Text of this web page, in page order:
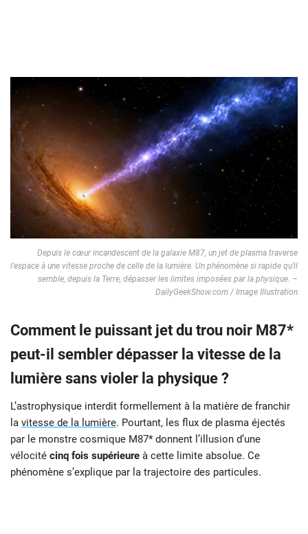
Depuis le cœur incandescent de la galaxie M87, un jet de plasma traverse
l’espace à une vitesse proche de celle de la lumière. Un phénomène si rapide qu’il
semble, depuis la Terre, dépasser les limites imposées par la physique. –
DailyGeekShow.com / Image Illustration
Comment le puissant jet du trou noir M87*
peut-il sembler dépasser la vitesse de la
lumière sans violer la physique ?
L’astrophysique interdit formellement à la matière de franchir
la vitesse de la lumière. Pourtant, les flux de plasma éjectés
par le monstre cosmique M87* donnent l’illusion d’une
vélocité cinq fois supérieure à cette limite absolue. Ce
phénomène s’explique par la trajectoire des particules.